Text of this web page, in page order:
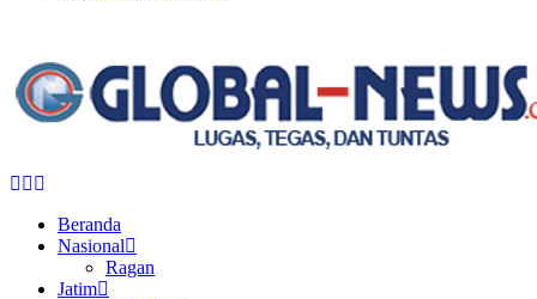
Facebook
Twitter
Beranda
Nasional
Ragan
Jatim